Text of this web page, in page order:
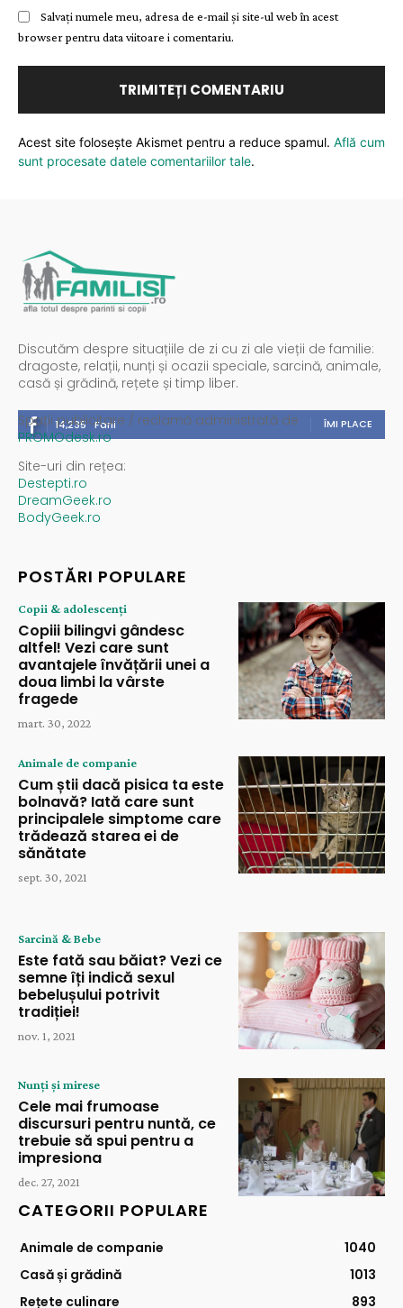
Salvați numele meu, adresa de e-mail și site-ul web în acest
browser pentru data viitoare i comentariu.
Acest site folosește Akismet pentru a reduce spamul. Află cum
sunt procesate datele comentariilor tale.
Discutăm despre situațiile de zi cu zi ale vieții de familie:
dragoste, relații, nunți și ocazii speciale, sarcină, animale,
casă și grădină, rețete și timp liber.
14,235 Fani ÎMI PLACE
Spații publicitare / reclamă administrată de
PROMOdesk.ro
Site-uri din rețea:
Destepti.ro
DreamGeek.ro
BodyGeek.ro
POSTĂRI POPULARE
Copii & adolescenți
Copiii bilingvi gândesc
altfel! Vezi care sunt
avantajele învățării unei a
doua limbi la vârste
fragede
mart. 30, 2022
Animale de companie
Cum știi dacă pisica ta este
bolnavă? Iată care sunt
principalele simptome care
trădează starea ei de
sănătate
sept. 30, 2021
Sarcină & Bebe
Este fată sau băiat? Vezi ce
semne îți indică sexul
bebelușului potrivit
tradiției!
nov. 1, 2021
Nunți și mirese
Cele mai frumoase
discursuri pentru nuntă, ce
trebuie să spui pentru a
impresiona
dec. 27, 2021
CATEGORII POPULARE
Animale de companie
1040
Casă și grădină
1013
Rețete culinare
893